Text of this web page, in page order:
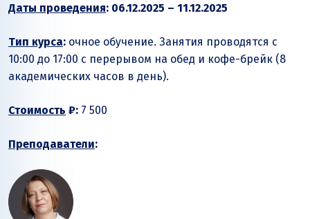
Даты проведения: 06.12.2025 – 11.12.2025
Тип курса: очное обучение. Занятия проводятся с
10:00 до 17:00 с перерывом на обед и кофе-брейк (8
академических часов в день).
Стоимость ₽: 7 500
Преподаватели: